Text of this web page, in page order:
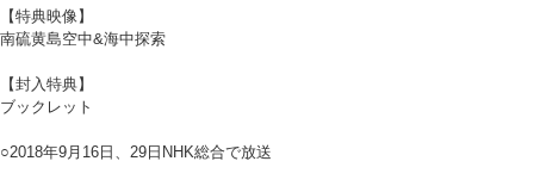
【特典映像】
南硫黄島空中&海中探索
【封入特典】
ブックレット
○2018年9月16日、29日NHK総合で放送